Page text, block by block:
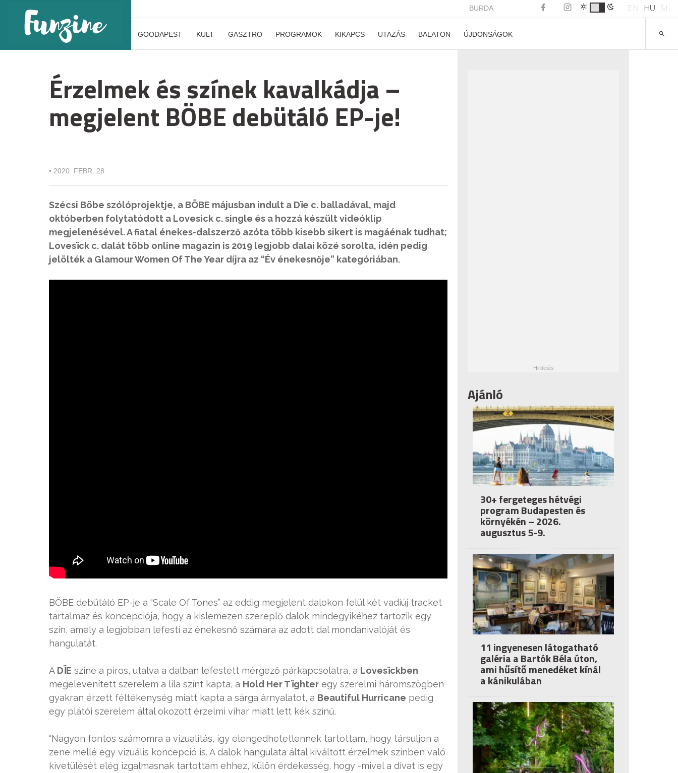
BURDA EN HU SL
GOODAPEST KULT GASZTRO PROGRAMOK KIKAPCS UTAZÁS BALATON ÚJDONSÁGOK
Érzelmek és színek kavalkádja –
megjelent BÖBE debütáló EP-je!
• 2020. FEBR. 28.
Szécsi Böbe szólóprojektje, a BÖBE májusban indult a Dïe c. balladával, majd
októberben folytatódott a Lovesick c. single és a hozzá készült videóklip
megjelenésével. A fiatal énekes-dalszerző azóta több kisebb sikert is magáénak tudhat;
Lovesïck c. dalát több online magazin is 2019 legjobb dalai közé sorolta, idén pedig
jelölték a Glamour Women Of The Year díjra az “Év énekesnője” kategóriában.
BÖBE debütáló EP-je a “Scale Of Tones” az eddig megjelent dalokon felül két vadiúj tracket
tartalmaz és koncepciója, hogy a kislemezen szereplő dalok mindegyikéhez tartozik egy
szín, amely a legjobban lefesti az énekesnő számára az adott dal mondanivalóját és
hangulatát.
A DÏE színe a piros, utalva a dalban lefestett mérgező párkapcsolatra, a Lovesïckben
megelevenített szerelem a lila színt kapta, a Hold Her Tïghter egy szerelmi háromszögben
gyakran érzett féltékenység miatt kapta a sárga árnyalatot, a Beautiful Hurricane pedig
egy plátói szerelem által okozott érzelmi vihar miatt lett kék színű.
“Nagyon fontos számomra a vizualitás, így elengedhetetlennek tartottam, hogy társuljon a
zene mellé egy vizuális koncepció is. A dalok hangulata által kiváltott érzelmek színben való
kivetülését elég izgalmasnak tartottam ehhez, külön érdekesség, hogy -mivel a divat is egy
Ajánló
30+ fergeteges hétvégi
program Budapesten és
környékén – 2026.
augusztus 5-9.
11 ingyenesen látogatható
galéria a Bartók Béla úton,
ami hűsítő menedéket kínál
a kánikulában